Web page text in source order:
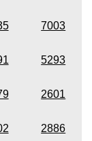
7003
5293
2601
2886